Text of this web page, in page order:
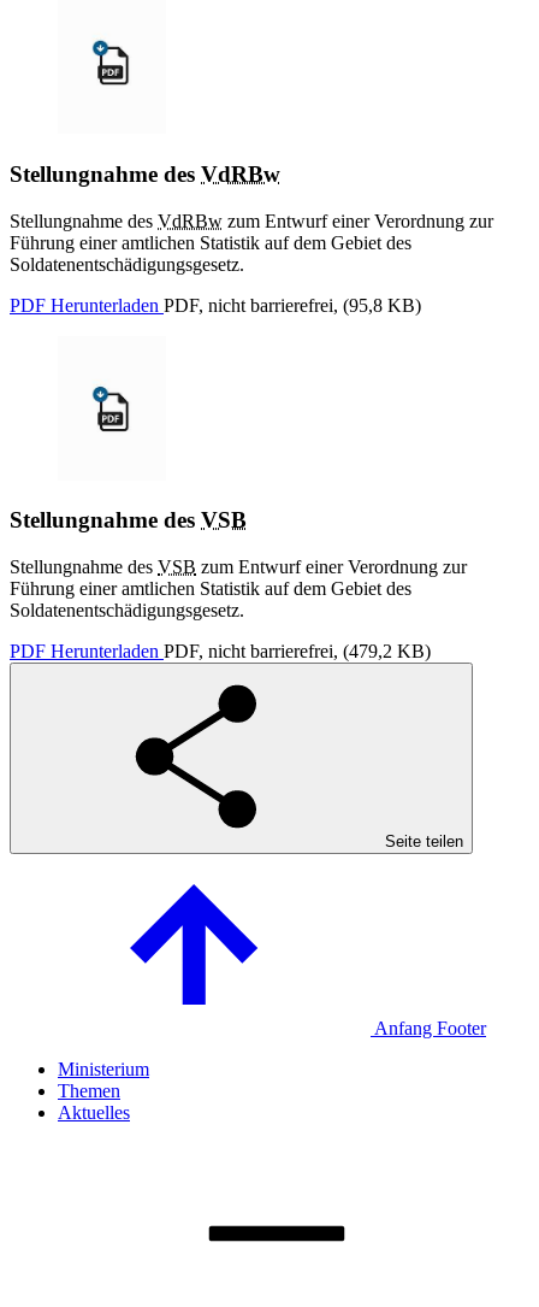
Stellungnahme des VdRBw
Stellungnahme des VdRBw zum Entwurf einer Verordnung zur
Führung einer amtlichen Statistik auf dem Gebiet des
Soldatenentschädigungsgesetz.
PDF Herunterladen PDF, nicht barrierefrei, (95,8 KB)
Stellungnahme des VSB
Stellungnahme des VSB zum Entwurf einer Verordnung zur
Führung einer amtlichen Statistik auf dem Gebiet des
Soldatenentschädigungsgesetz.
PDF Herunterladen PDF, nicht barrierefrei, (479,2 KB)
Seite teilen
Anfang Footer
Ministerium
Themen
Aktuelles